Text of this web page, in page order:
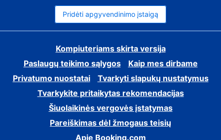
Pridėti apgyvendinimo įstaigą
Kompiuteriams skirta versija
Paslaugų teikimo sąlygos
Kaip mes dirbame
Privatumo nuostatai
Tvarkyti slapukų nustatymus
Tvarkykite pritaikytas rekomendacijas
Šiuolaikinės vergovės įstatymas
Pareiškimas dėl žmogaus teisių
Apie Booking.com